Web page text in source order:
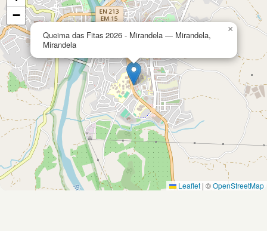
Queima das Fitas 2026 - Mirandela — Mirandela,
Mirandela
×
−
Leaflet | ©OpenStreetMap